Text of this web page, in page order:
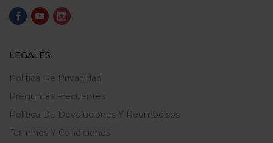
LEGALES
Politica De Privacidad
Preguntas Frecuentes
Política De Devoluciones Y Reembolsos
Terminos Y Condiciones